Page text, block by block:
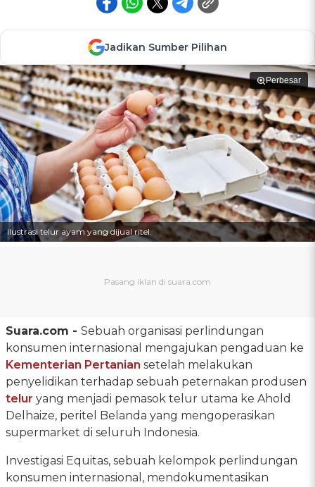
Jadikan Sumber Pilihan
Perbesar
Ilustrasi telur ayam yang dijual ritel.
Suara.com - Sebuah organisasi perlindungan
konsumen internasional mengajukan pengaduan ke
Kementerian Pertanian setelah melakukan
penyelidikan terhadap sebuah peternakan produsen
telur yang menjadi pemasok telur utama ke Ahold
Delhaize, peritel Belanda yang mengoperasikan
supermarket di seluruh Indonesia.
Investigasi Equitas, sebuah kelompok perlindungan
konsumen internasional, mendokumentasikan